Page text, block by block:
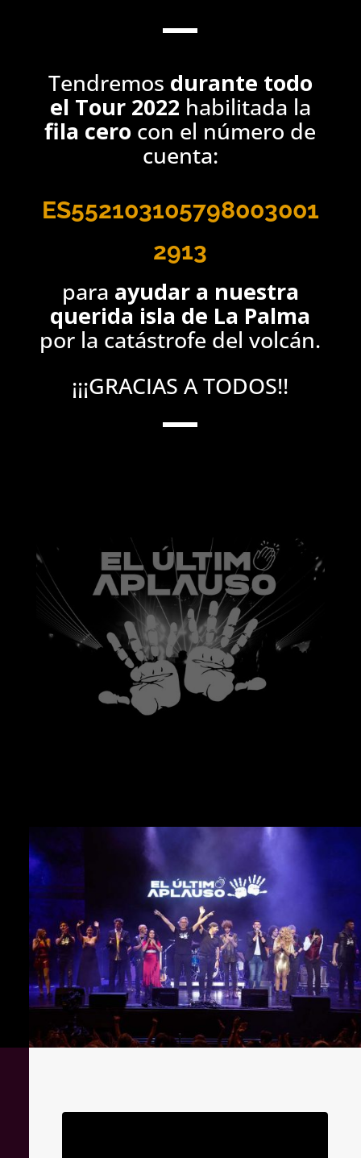
Tendremos durante todo
el Tour 2022 habilitada la
fila cero con el número de
cuenta:
ES552103105798003001
2913
para ayudar a nuestra
querida isla de La Palma
por la catástrofe del volcán.
¡¡¡GRACIAS A TODOS!!